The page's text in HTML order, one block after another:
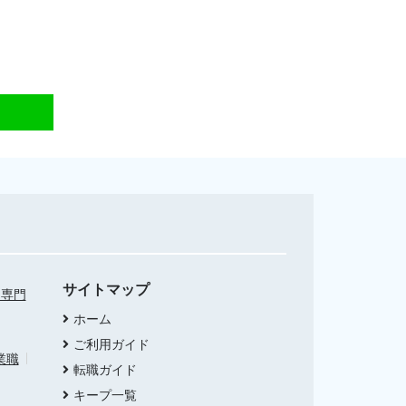
門
職
サイトマップ
ホーム
ご利用ガイド
転職ガイド
キープ一覧